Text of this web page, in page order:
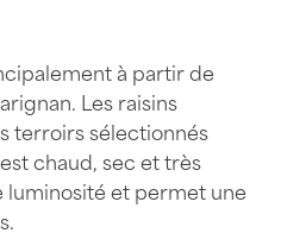
à partir de
Les raisins
terroirs sélectionnés
chaud, sec et très
luminosité et permet une